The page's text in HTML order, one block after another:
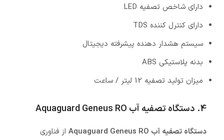
دارای شاخص تصفیه LED
دارای کنترل کننده TDS
سیستم هشدار دهنده پیشرفته دیجیتال
بدنه پلاستیکی ABS
میزان تولید تصفیه 12 لیتر / ساعت
4. دستگاه تصفیه آب Aquaguard Geneus RO
دستگاه تصفیه آب Aquaguard Geneus RO
از فناوری